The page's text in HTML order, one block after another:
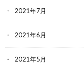
2021年7月
2021年6月
2021年5月